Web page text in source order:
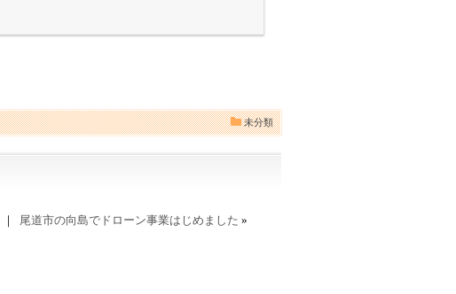
未分類
｜ 尾道市の向島でドローン事業はじめました »